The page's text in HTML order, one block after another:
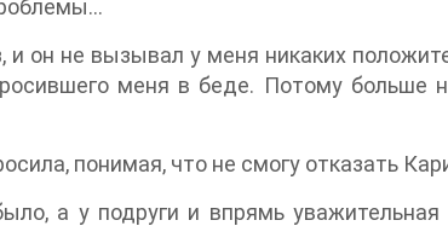
и он не вызывал у меня никаких
меня в беде. Потому больше
понимая, что не смогу отказать
а у подруги и впрямь